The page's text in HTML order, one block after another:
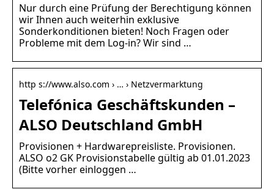
Nur durch eine Prüfung der Berechtigung können
wir Ihnen auch weiterhin exklusive
Sonderkonditionen bieten! Noch Fragen oder
Probleme mit dem Log-in? Wir sind …
http s://www.also.com › … › Netzvermarktung
Telefónica Geschäftskunden –
ALSO Deutschland GmbH
Provisionen + Hardwarepreisliste. Provisionen.
ALSO o2 GK Provisionstabelle gültig ab 01.01.2023
(Bitte vorher einloggen …